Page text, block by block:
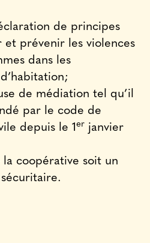
de principes
et prévenir les violences
dans les
de médiation tel qu’il
par le code de
depuis le 1er janvier
la coopérative soit un